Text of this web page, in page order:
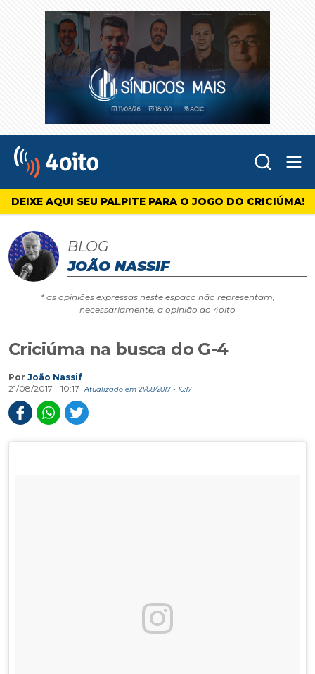
4oito
DEIXE AQUI SEU PALPITE PARA O JOGO DO CRICIÚMA!
BLOG
JOÃO NASSIF
* as opiniões expressas neste espaço não representam,
necessariamente, a opinião do 4oito
Criciúma na busca do G-4
Por João Nassif
21/08/2017 - 10:17
Atualizado em 21/08/2017 - 10:17